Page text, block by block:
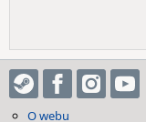
O webu